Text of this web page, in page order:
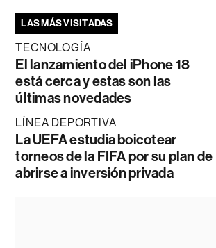
LAS MÁS VISITADAS
TECNOLOGÍA
El lanzamiento del iPhone 18
está cerca y estas son las
últimas novedades
LÍNEA DEPORTIVA
La UEFA estudia boicotear
torneos de la FIFA por su plan de
abrirse a inversión privada